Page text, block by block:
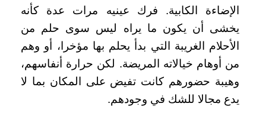
الإضاءة الكابية. فرك عينيه مرات عدة كأنه
يخشى أن يكون ما يراه ليس سوى حلم من
الأحلام الغريبة التي بدأ يحلم بها مؤخرا، أو وهم
من أوهام خيالاته المريضة. لكن حرارة أنفاسهم،
وهيبة حضورهم كانت تفيض على المكان بما لا
يدع مجالا للشك في وجودهم.